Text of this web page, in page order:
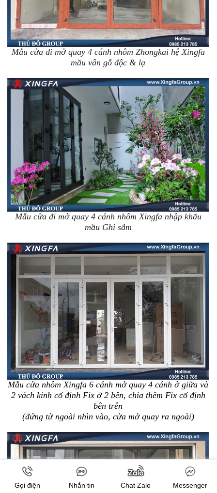
Mẫu cửa đi mở quay 4 cánh nhôm Zhongkai hệ Xingfa
mầu vân gỗ độc & lạ
Mẫu cửa đi mở quay 4 cánh nhôm Xingfa nhập khẩu
mầu Ghi sẫm
Mẫu cửa nhôm Xingfa 6 cánh mở quay 4 cánh ở giữa và
2 vách kính cố định Fix ở 2 bên, chia thêm Fix cố định
bên trên
(đứng từ ngoài nhìn vào, cửa mở quay ra ngoài)
Gọi điện Nhắn tin Chat Zalo Messenger